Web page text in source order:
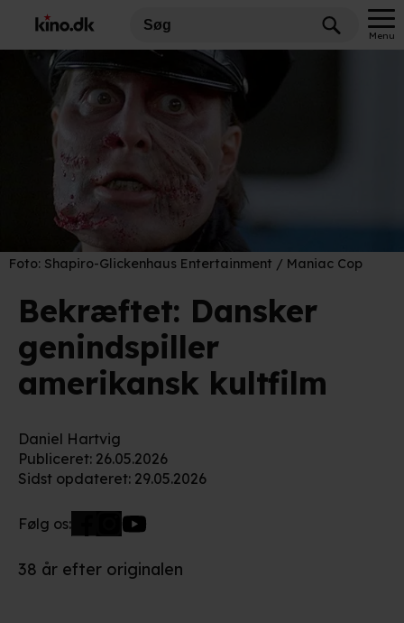
Menu
Foto: Shapiro-Glickenhaus Entertainment / Maniac Cop
Bekræftet: Dansker
genindspiller
amerikansk kultfilm
Daniel Hartvig
Publiceret: 26.05.2026
Sidst opdateret: 29.05.2026
Følg os:
38 år efter originalen